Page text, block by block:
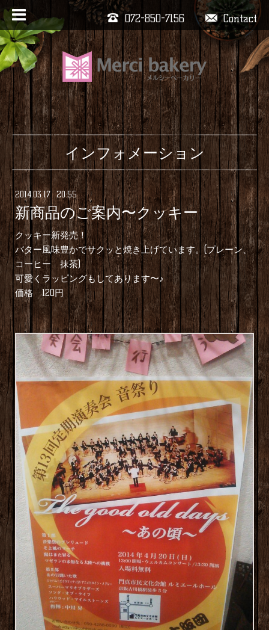
Contact
072-850-7156
インフォメーション
2014.03.17 20:55
新商品のご案内〜クッキー
クッキー新発売！
バター風味豊かでサクッと焼き上げています。(プレーン、
コーヒー 抹茶)
可愛くラッピングもしてあります〜♪
価格 120円